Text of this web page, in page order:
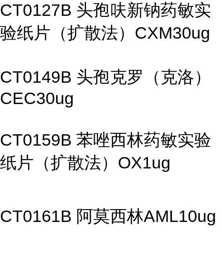
CT0127B 头孢呋新钠药敏实
验纸片（扩散法）CXM30ug
CT0149B 头孢克罗（克洛）
CEC30ug
CT0159B 苯唑西林药敏实验
纸片（扩散法）OX1ug
CT0161B 阿莫西林AML10ug